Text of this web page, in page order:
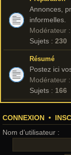
Annonces,
informelles.
Modérateur :
Sujets : 230
Résumé
Postez ici
Modérateur :
Sujets : 166
CONNEXION •
Nom d’utilisateur :